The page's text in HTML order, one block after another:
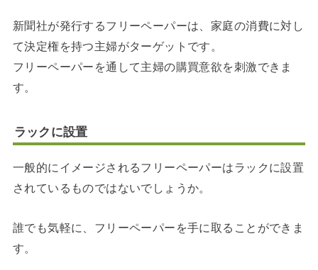
新聞社が発行するフリーペーパーは、家庭の消費に対し
て決定権を持つ主婦がターゲットです。
フリーペーパーを通して主婦の購買意欲を刺激できま
す。
ラックに設置
一般的にイメージされるフリーペーパーはラックに設置
されているものではないでしょうか。
誰でも気軽に、フリーペーパーを手に取ることができま
す。